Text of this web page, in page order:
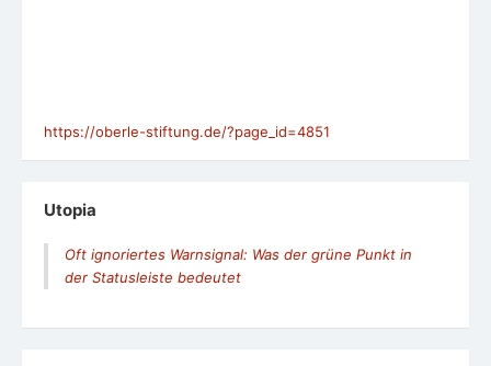
https://oberle-stiftung.de/?page_id=4851
Utopia
Oft ignoriertes Warnsignal: Was der grüne Punkt in
der Statusleiste bedeutet